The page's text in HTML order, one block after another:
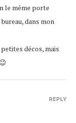
le même porte
dans mon
décos, mais
REPLY